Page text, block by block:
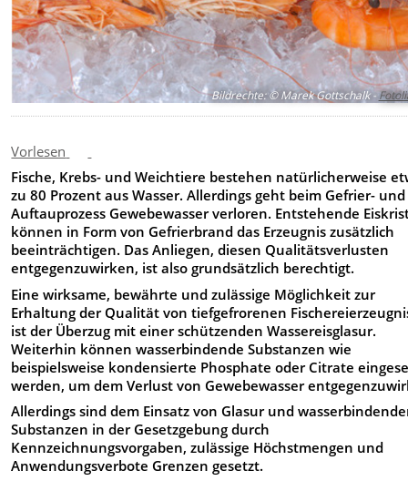
Bildrechte:© Marek Gottschalk -
Vorlesen
Fische, Krebs- und Weichtiere bestehen natürlicherweise
zu 80 Prozent aus Wasser. Allerdings geht beim Gefrier- und
Auftauprozess Gewebewasser verloren. Entstehende
können in Form von Gefrierbrand das Erzeugnis zusätzlich
beeinträchtigen. Das Anliegen, diesen Qualitätsverlusten
entgegenzuwirken, ist also grundsätzlich berechtigt.
Eine wirksame, bewährte und zulässige Möglichkeit zur
Erhaltung der Qualität von tiefgefrorenen
ist der Überzug mit einer schützenden Wassereisglasur.
Weiterhin können wasserbindende Substanzen wie
beispielsweise kondensierte Phosphate oder Citrate
werden, um dem Verlust von Gewebewasser
Allerdings sind dem Einsatz von Glasur und
Substanzen in der Gesetzgebung durch
Kennzeichnungsvorgaben, zulässige Höchstmengen und
Anwendungsverbote Grenzen gesetzt.